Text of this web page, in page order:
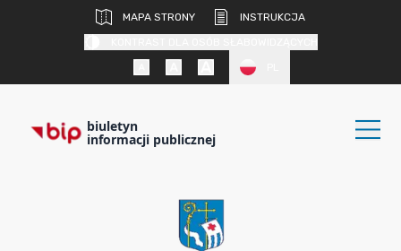
MAPA STRONY
INSTRUKCJA
biuletyn
informacji publicznej